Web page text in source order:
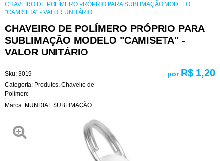
CHAVEIRO DE POLÍMERO PRÓPRIO PARA SUBLIMAÇÃO MODELO
"CAMISETA" - VALOR UNITÁRIO
CHAVEIRO DE POLÍMERO PRÓPRIO PARA
SUBLIMAÇÃO MODELO "CAMISETA" -
VALOR UNITÁRIO
Sku: 3019
Categoria: Produtos Chaveiro de
Polímero
Marca: MUNDIAL SUBLIMAÇÃO
por R$ 1,20